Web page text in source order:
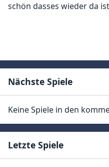
schön dasses wieder da
Nächste Spiele
Keine Spiele in den
Letzte Spiele